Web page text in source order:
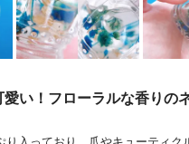
い！フローラルな香りの